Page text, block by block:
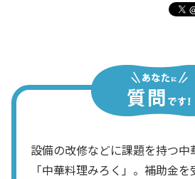
設備の改修などに課題を持つ中
「中華料理みろく」。補助金